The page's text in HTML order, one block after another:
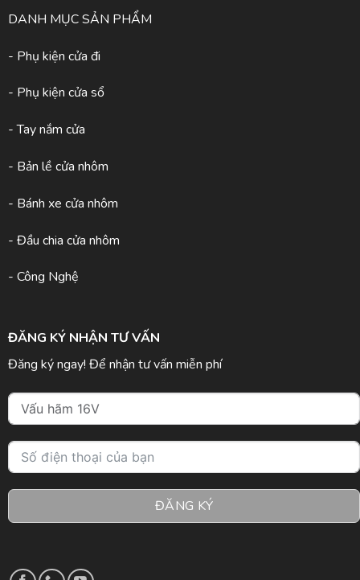
DANH MỤC SẢN PHẨM
- Phụ kiện cửa đi
- Phụ kiện cửa sổ
- Tay nắm cửa
- Bản lề cửa nhôm
- Bánh xe cửa nhôm
- Đầu chia cửa nhôm
- Công Nghệ
ĐĂNG KÝ NHẬN TƯ VẤN
Đăng ký ngay! Để nhận tư vấn miễn phí
ĐĂNG KÝ